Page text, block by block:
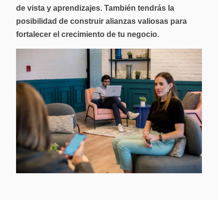
de vista y aprendizajes. También tendrás la
posibilidad de construir alianzas valiosas para
fortalecer el crecimiento de tu negocio.